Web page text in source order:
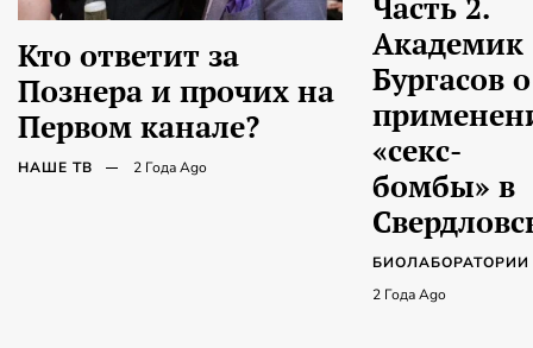
Кто ответит за
Познера и прочих на
Первом канале?
НАШЕ ТВ 2 Года Ago
Академик
Бургасов о
«секс-
бомбы» в
БИОЛАБОРАТОРИИ
2 Года Ago